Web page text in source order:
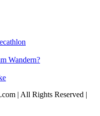
Wandern?
| All Rights Reserved |